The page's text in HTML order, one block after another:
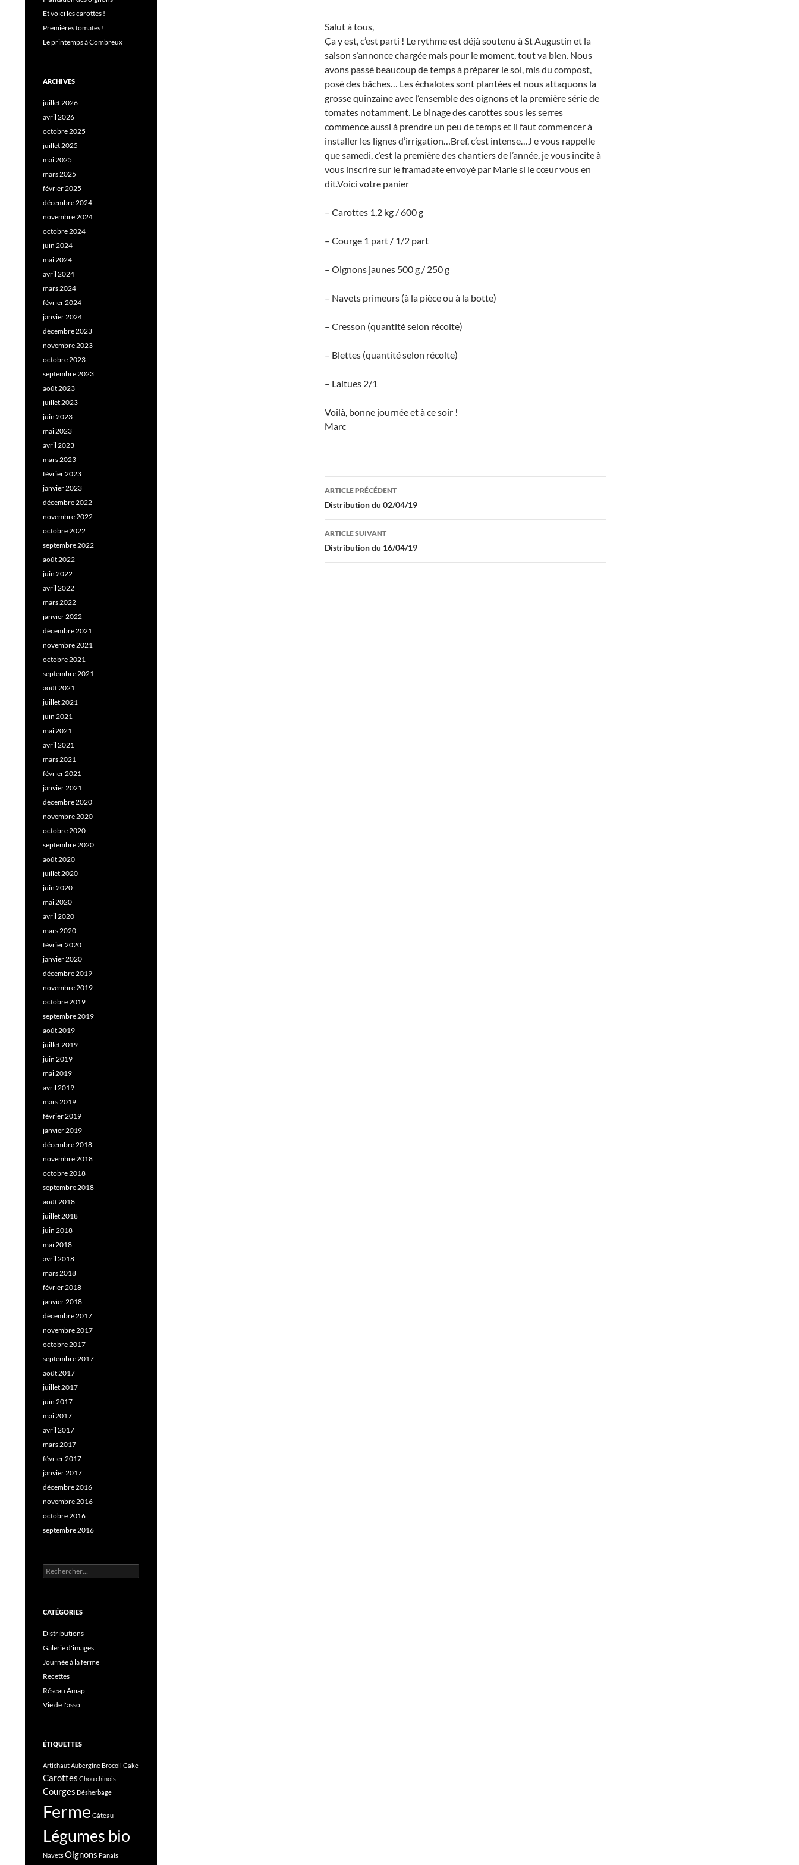
Salut à tous,
Ça y est, c’est parti ! Le rythme est déjà soutenu à St Augustin et la
saison s’annonce chargée mais pour le moment, tout va bien. Nous
avons passé beaucoup de temps à préparer le sol, mis du compost,
posé des bâches… Les échalotes sont plantées et nous attaquons la
grosse quinzaine avec l’ensemble des oignons et la première série de
tomates notamment. Le binage des carottes sous les serres
commence aussi à prendre un peu de temps et il faut commencer à
installer les lignes d’irrigation…Bref, c’est intense…J e vous rappelle
que samedi, c’est la première des chantiers de l’année, je vous incite à
vous inscrire sur le framadate envoyé par Marie si le cœur vous en
dit.Voici votre panier
– Carottes 1,2 kg / 600 g
– Courge 1 part / 1/2 part
– Oignons jaunes 500 g / 250 g
– Navets primeurs (à la pièce ou à la botte)
– Cresson (quantité selon récolte)
– Blettes (quantité selon récolte)
– Laitues 2/1
Voilà, bonne journée et à ce soir !
Marc
Navigation
des
articles
ARTICLE PRÉCÉDENT
Distribution du 02/04/19
ARTICLE SUIVANT
Distribution du 16/04/19
Et voici les carottes !
Premières tomates !
Le printemps à Combreux
ARCHIVES
juillet 2026
avril 2026
octobre 2025
juillet 2025
mai 2025
mars 2025
février 2025
décembre 2024
novembre 2024
octobre 2024
juin 2024
mai 2024
avril 2024
mars 2024
février 2024
janvier 2024
décembre 2023
novembre 2023
octobre 2023
septembre 2023
août 2023
juillet 2023
juin 2023
mai 2023
avril 2023
mars 2023
février 2023
janvier 2023
décembre 2022
novembre 2022
octobre 2022
septembre 2022
août 2022
juin 2022
avril 2022
mars 2022
janvier 2022
décembre 2021
novembre 2021
octobre 2021
septembre 2021
août 2021
juillet 2021
juin 2021
mai 2021
avril 2021
mars 2021
février 2021
janvier 2021
décembre 2020
novembre 2020
octobre 2020
septembre 2020
août 2020
juillet 2020
juin 2020
mai 2020
avril 2020
mars 2020
février 2020
janvier 2020
décembre 2019
novembre 2019
octobre 2019
septembre 2019
août 2019
juillet 2019
juin 2019
mai 2019
avril 2019
mars 2019
février 2019
janvier 2019
décembre 2018
novembre 2018
octobre 2018
septembre 2018
août 2018
juillet 2018
juin 2018
mai 2018
avril 2018
mars 2018
février 2018
janvier 2018
décembre 2017
novembre 2017
octobre 2017
septembre 2017
août 2017
juillet 2017
juin 2017
mai 2017
avril 2017
mars 2017
février 2017
janvier 2017
décembre 2016
novembre 2016
octobre 2016
septembre 2016
Rechercher :
CATÉGORIES
Distributions
Galerie d'images
Journée à la ferme
Recettes
Réseau Amap
Vie de l'asso
ÉTIQUETTES
ArtichautAubergine Brocoli Cake
Carottes Chou chinois
Courges Désherbage
Ferme Gâteau
Légumes bio
NavetsOignons Panais